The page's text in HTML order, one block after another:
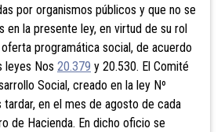
por organismos públicos y que no se
en la presente ley, en virtud de su rol
programática social, de acuerdo
leyes Nos 20.379 y 20.530. El Comité
Social, creado en la ley Nº
tardar, en el mes de agosto de cada
de Hacienda. En dicho oficio se